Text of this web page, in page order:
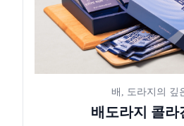
배, 도라지의 깊
배도라지 콜라